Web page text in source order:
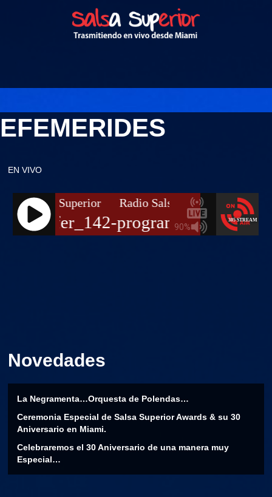
EFEMERIDES
EN VIVO
Novedades
La Negramenta…Orquesta de Polendas…
Ceremonia Especial de Salsa Superior Awards & su 30
Aniversario en Miami.
Celebraremos el 30 Aniversario de una manera muy
Especial…